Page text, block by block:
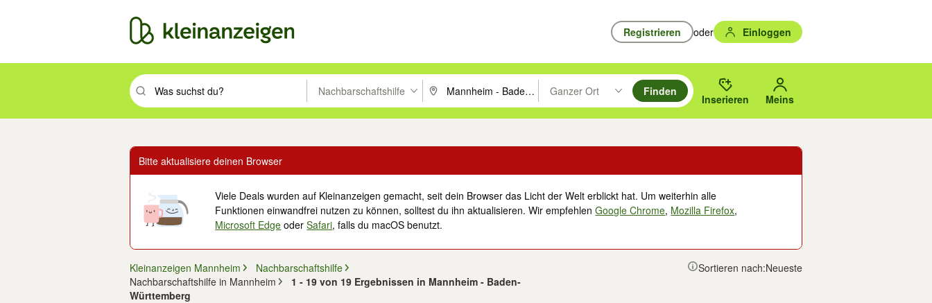
Registrieren oder Einloggen
Suchbegriff eingeben. Eingabetaste drücken um zu suchen, oder Vorschläge mit den Pfeiltasten nach oben/unten durchsuchen und mit Eingabetaste auswählen.
Nachbarschaftshilfe PLZ oder Ort eingeben. Eingabetaste drücken um zu suchen, oder Vorschläge mit den Pfeiltasten nach oben/
Ganzer Ort
Suche im Umkreis des gewählten Orts oder PLZ.
Finden
Inserieren Meins
Bitte aktualisiere deinen Browser
Viele Deals wurden auf Kleinanzeigen gemacht, seit dein Browser das Licht der Welt erblickt hat. Um weiterhin alle
Funktionen einwandfrei nutzen zu können, solltest du ihn aktualisieren. Wir empfehlenGoogle Chrome, Mozilla Firefox,
Microsoft Edge oderSafari, falls du macOS benutzt.
Kleinanzeigen Mannheim
Nachbarschaftshilfe
Nachbarschaftshilfe in Mannheim
1 - 19 von 19 Ergebnissen in Mannheim - Baden-
Württemberg
Sortieren nach:Neueste